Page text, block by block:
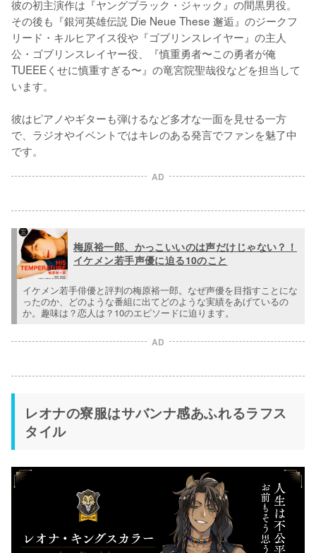
彼の初主演作は『ヤングブラック・ジャック』の間黒男役。
その後も『銀河英雄伝説 Die Neue These 邂逅』のジークフ
リード・キルヒアイス役や『ゴブリンスレイヤー』の主人
公・ゴブリンスレイヤー役、『慎重勇者〜この勇者が俺
TUEEEくせに慎重すぎる〜』の竜宮院聖哉役などを担当して
います。
彼はピアノやギターも弾けるなど多才な一面を見せる一方
で、ラジオやイベントではキレのある発言でファンを魅了中
です。
AD
梅原裕一郎、かっこいいのは声だけじゃない？！
イケメン若手声優に迫る10のこと
イケメン若手俳優と評判の梅原裕一郎。なぜ声優を目指すことにな
ったのか、どのような番組に出てどのような実績をあげているの
か。趣味は？恋人は？10のエピソードに迫ります。
AD
レオナの寮服はサバンナ感あふれるラフス
タイル